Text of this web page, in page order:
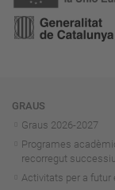
GRAUS
Graus 2026-2027
Programes
recorregut
Activitats per a futur